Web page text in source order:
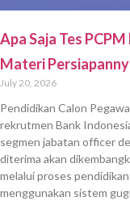
Apa Saja Tes
Materi
July 20, 2026
Pendidikan Calon
rekrutmen Bank
segmen jabatan officer
diterima akan
melalui proses
menggunakan sistem